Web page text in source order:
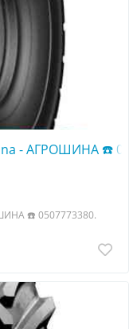
- АГРОШИНА ☎️
☎️ 0507773380.